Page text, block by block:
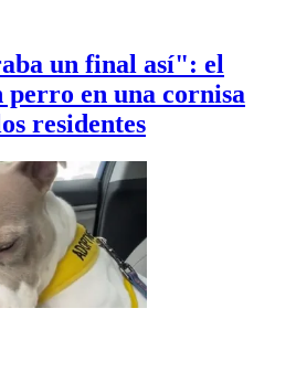
un final así": el
perro en una cornisa
residentes